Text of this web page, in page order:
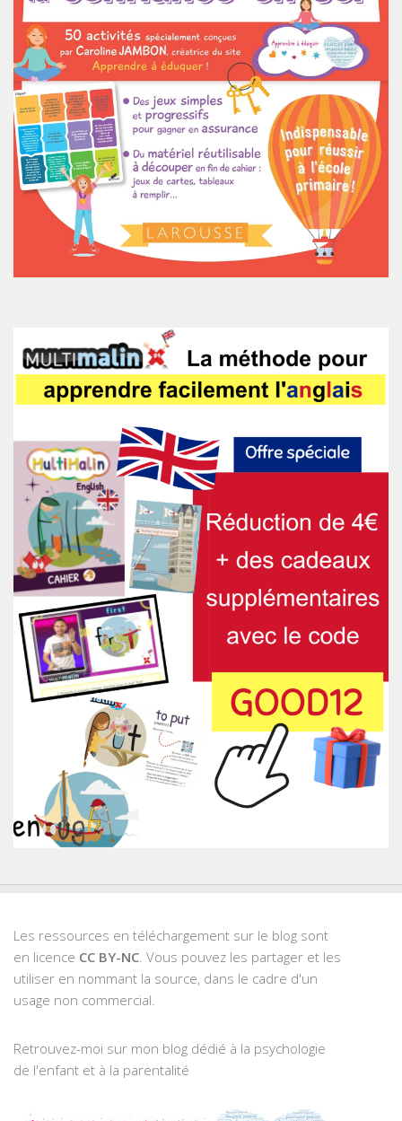
Les ressources en téléchargement sur le blog sont
en licence CC BY-NC. Vous pouvez les partager et les
utiliser en nommant la source, dans le cadre d'un
usage non commercial.
Retrouvez-moi sur mon blog dédié à la psychologie
de l'enfant et à la parentalité